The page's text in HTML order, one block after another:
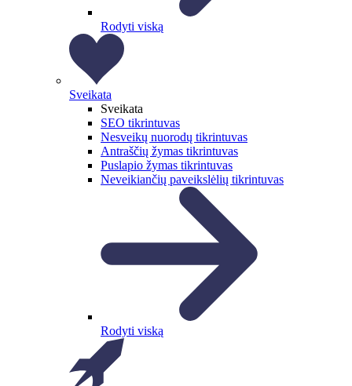
Rodyti viską
Sveikata
Sveikata
SEO tikrintuvas
Nesveikų nuorodų tikrintuvas
Antraščių žymas tikrintuvas
Puslapio žymas tikrintuvas
Neveikiančių paveikslėlių tikrintuvas
Rodyti viską